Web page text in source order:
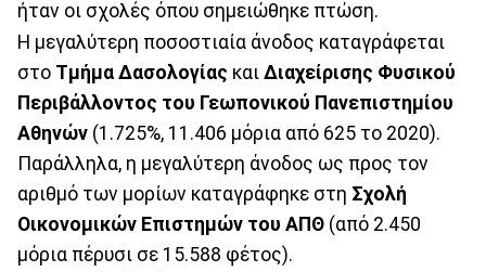
ήταν οι σχολές όπου σημειώθηκε πτώση.
Η μεγαλύτερη ποσοστιαία άνοδος καταγράφεται
στο Τμήμα Δασολογίας και Διαχείρισης Φυσικού
Περιβάλλοντος του Γεωπονικού Πανεπιστημίου
Αθηνών (1.725%, 11.406 μόρια από 625 το 2020).
Παράλληλα, η μεγαλύτερη άνοδος ως προς τον
αριθμό των μορίων καταγράφηκε στη Σχολή
Οικονομικών Επιστημών του ΑΠΘ (από 2.450
μόρια πέρυσι σε 15.588 φέτος).